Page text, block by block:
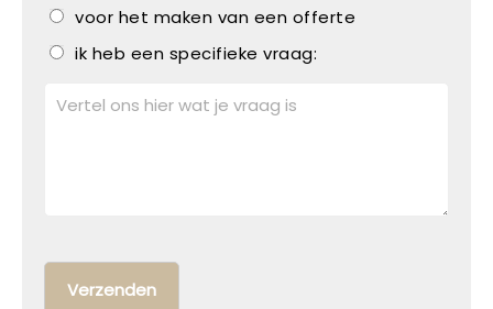
voor het maken van een offerte
ik heb een specifieke vraag: